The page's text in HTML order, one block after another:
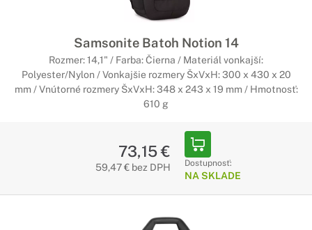
Samsonite Batoh Notion 14
Rozmer: 14,1" / Farba: Čierna / Materiál vonkajší:
Polyester/Nylon / Vonkajšie rozmery ŠxVxH: 300 x 430 x 20
mm / Vnútorné rozmery ŠxVxH: 348 x 243 x 19 mm / Hmotnosť:
610 g
73,15 €
59,47 € bez DPH Dostupnosť:
NA SKLADE